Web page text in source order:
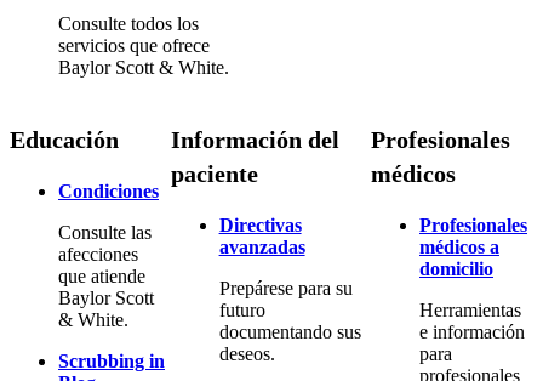
Consulte todos los
servicios que ofrece
Baylor Scott & White.
Educación
Condiciones
Consulte las
afecciones
que atiende
Baylor Scott
& White.
Scrubbing in
Información del
paciente
Directivas
avanzadas
Prepárese para su
futuro
documentando sus
deseos.
Profesionales
médicos
Profesionales
médicos a
domicilio
Herramientas
e información
para
profesionales